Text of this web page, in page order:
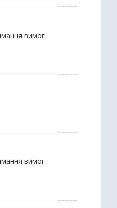
вимог
вимог